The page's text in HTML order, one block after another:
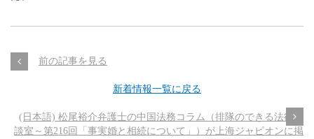
前の記事を見る
新着情報一覧に戻る
(日本語) 松尾裕介弁護士の中国法務コラム（排隊のできる法律相
談室～第216回「事実婚と相続について」）が上海ジャピオンに掲